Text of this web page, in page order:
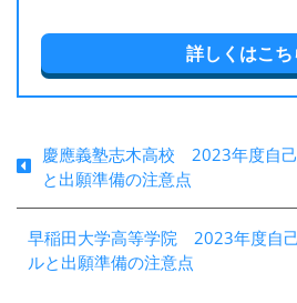
詳しくはこち
慶應義塾志木高校 2023年度自
と出願準備の注意点
早稲田大学高等学院 2023年度自
ルと出願準備の注意点